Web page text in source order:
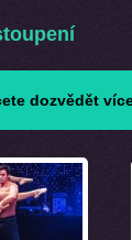
dozvědět